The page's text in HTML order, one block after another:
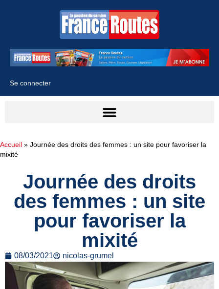
Se connecter
Accueil » Journée des droits des femmes : un site pour favoriser la
mixité
Journée des droits
des femmes : un site
pour favoriser la
mixité
08/03/2021 nicolas-grumel